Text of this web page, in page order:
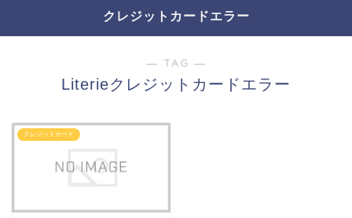
クレジットカードエラー
― TAG ―
Literieクレジットカードエラー
クレジットカード